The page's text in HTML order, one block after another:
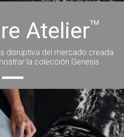
AtelierTM
disruptiva del mercado creada
la colección Genesis